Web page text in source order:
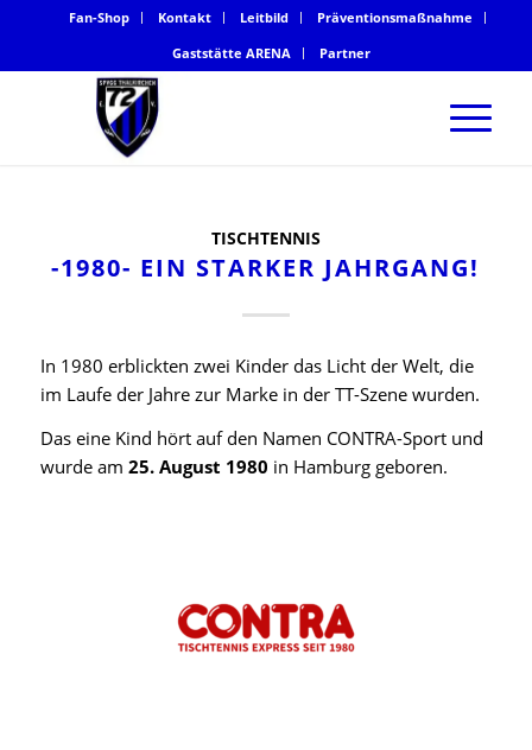
Fan-Shop Kontakt Leitbild
Präventionsmaßnahme
Gaststätte ARENA
Partner
TISCHTENNIS
-1980- EIN STARKER JAHRGANG!
In 1980 erblickten zwei Kinder das Licht der Welt, die
im Laufe der Jahre zur Marke in der TT-Szene wurden.
Das eine Kind hört auf den Namen CONTRA-Sport und
wurde am 25. August 1980 in Hamburg geboren.